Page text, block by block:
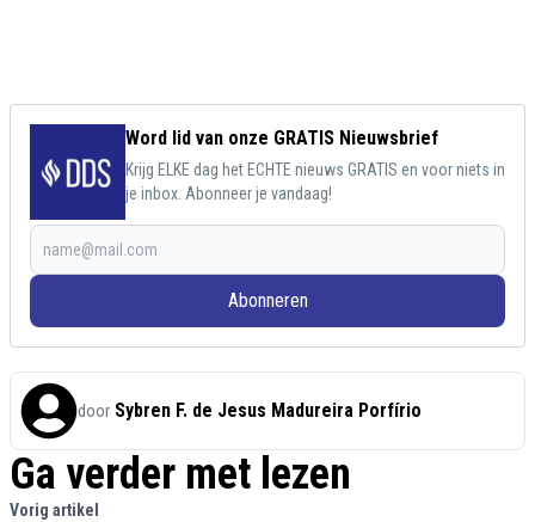
Word lid van onze GRATIS Nieuwsbrief
Krijg ELKE dag het ECHTE nieuws GRATIS en voor niets in
je inbox. Abonneer je vandaag!
Abonneren
door Sybren F. de Jesus Madureira Porfírio
Ga verder met lezen
Vorig artikel